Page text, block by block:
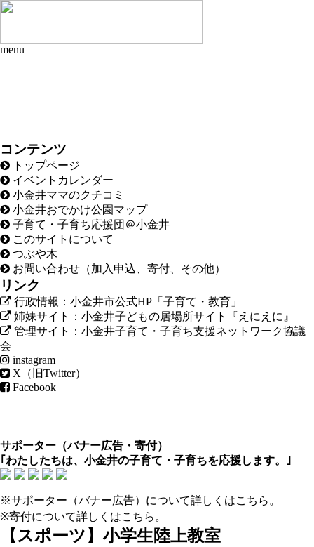
menu
コンテンツ
トップページ
イベントカレンダー
小金井ママのクチコミ
小金井おでかけ公園マップ
子育て・子育ち応援団＠小金井
このサイトについて
つぶや木
お問い合わせ（加入申込、寄付、その他）
リンク
行政情報：小金井市公式HP「子育て・教育」
姉妹サイト：小金井子どもの居場所サイト『えにえに』
管理サイト：小金井子育て・子育ち支援ネットワーク協議
会
instagram
X（旧Twitter）
Facebook
サポーター（バナー広告 ・ 寄付）
｢わたしたちは、小金井の子育て・子育ちを応援します。｣
※サポーター（バナー広告）について詳しくはこちら 。
※寄付について詳しくはこちら 。
【スポーツ】小学生陸上教室